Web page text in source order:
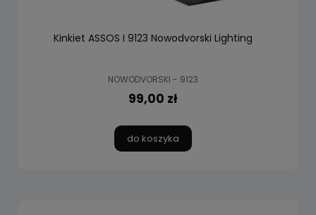
Kinkiet ASSOS I 9123 Nowodvorski Lighting
NOWODVORSKI - 9123
99,00 zł
do koszyka